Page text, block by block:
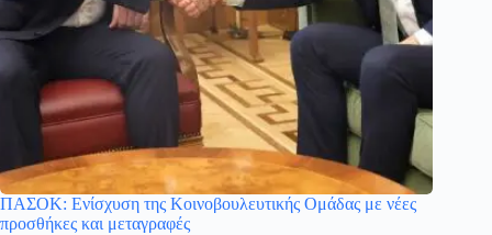
ΠΑΣΟΚ: Ενίσχυση της Κοινοβουλευτικής Ομάδας με νέες
προσθήκες και μεταγραφές